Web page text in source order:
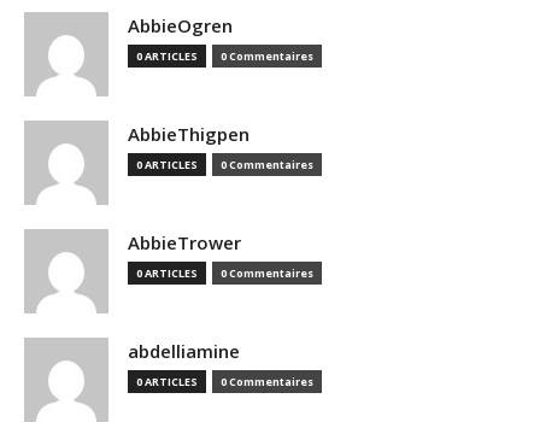
AbbieOgren
0 ARTICLES 0 Commentaires
AbbieThigpen
0 ARTICLES 0 Commentaires
AbbieTrower
0 ARTICLES 0 Commentaires
abdelliamine
0 ARTICLES 0 Commentaires